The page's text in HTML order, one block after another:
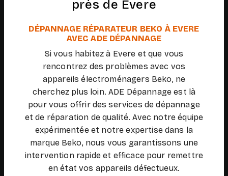
près de Evere
DÉPANNAGE RÉPARATEUR BEKO À EVERE
AVEC ADE DÉPANNAGE
Si vous habitez à Evere et que vous
rencontrez des problèmes avec vos
appareils électroménagers Beko, ne
cherchez plus loin. ADE Dépannage est là
pour vous offrir des services de dépannage
et de réparation de qualité. Avec notre équipe
expérimentée et notre expertise dans la
marque Beko, nous vous garantissons une
intervention rapide et efficace pour remettre
en état vos appareils défectueux.